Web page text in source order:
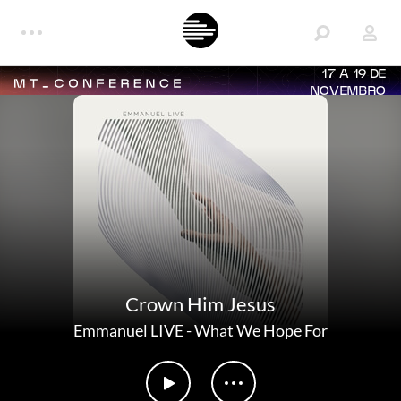
17 A 19 DE
NOVEMBRO
Crown Him Jesus
Emmanuel LIVE-What We Hope For